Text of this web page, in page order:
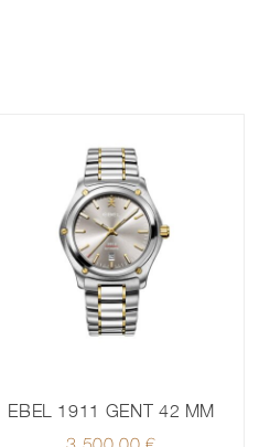
EBEL 1911 GENT 42 MM